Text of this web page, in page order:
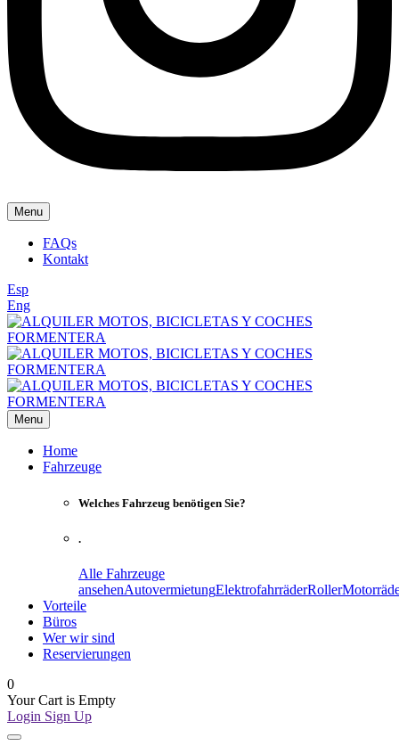
Menu
FAQs
Kontakt
Esp
Eng
Menu
Home
Fahrzeuge
Welches Fahrzeug benötigen Sie?
.
Alle Fahrzeuge
ansehenAutovermietungElektrofahrräderRoller
Vorteile
Büros
Wer wir sind
Reservierungen
0
Your Cart is Empty
Login Sign Up